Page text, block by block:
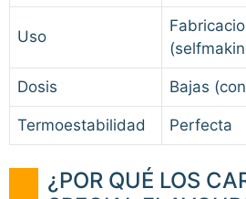
Uso
Dosis Bajas
Termoestabilidad Perfecta
¿POR QUÉ LOS